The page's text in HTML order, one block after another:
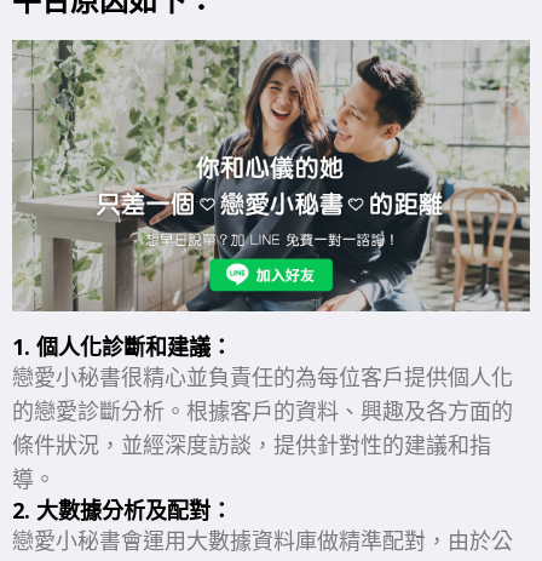
1. 個人化診斷和建議：
戀愛小秘書很精心並負責任的為每位客戶提供個人化
的戀愛診斷分析。根據客戶的資料、興趣及各方面的
條件狀況，並經深度訪談，提供針對性的建議和指
導。
2. 大數據分析及配對：
戀愛小秘書會運用大數據資料庫做精準配對，由於公